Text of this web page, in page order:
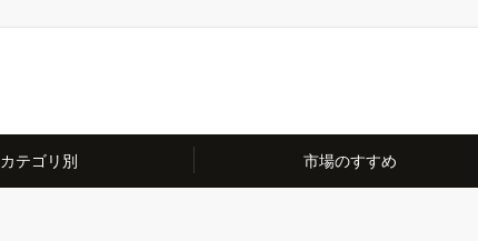
カテゴリ別 市場のすすめ